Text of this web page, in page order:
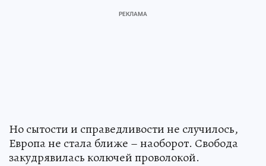
Но сытости и справедливости не случилось,
Европа не стала ближе – наоборот. Свобода
закудрявилась колючей проволокой.